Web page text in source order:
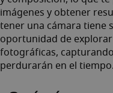
imágenes y obtener
tener una cámara tiene
oportunidad de
fotográficas,
perdurarán en el tiempo.